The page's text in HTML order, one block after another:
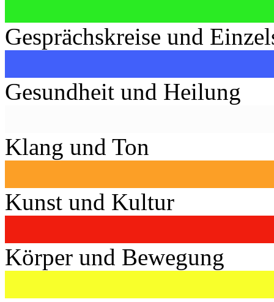
Gesprächskreise und
Gesundheit und Heilung
Klang und Ton
Kunst und Kultur
Körper und Bewegung